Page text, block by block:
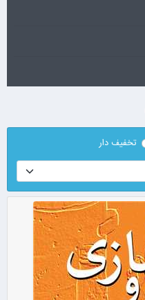
تخفیف دار